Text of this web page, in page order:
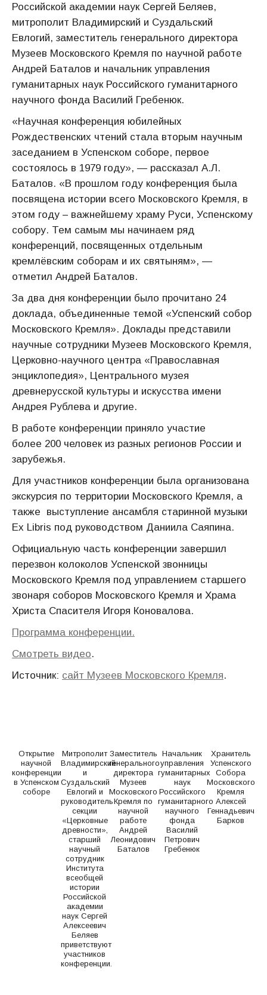
Российской академии наук Сергей Беляев,
митрополит Владимирский и Суздальский
Евлогий, заместитель генерального директора
Музеев Московского Кремля по научной работе
Андрей Баталов и начальник управления
гуманитарных наук Российского гуманитарного
научного фонда Василий Гребенюк.
«Научная конференция юбилейных
Рождественских чтений стала вторым научным
заседанием в Успенском соборе, первое
состоялось в 1979 году», — рассказал А.Л.
Баталов. «В прошлом году конференция была
посвящена истории всего Московского Кремля, в
этом году – важнейшему храму Руси, Успенскому
собору. Тем самым мы начинаем ряд
конференций, посвященных отдельным
кремлёвским соборам и их святыням», —
отметил Андрей Баталов.
За два дня конференции было прочитано 24
доклада, объединенные темой «Успенский собор
Московского Кремля». Доклады представили
научные сотрудники Музеев Московского Кремля,
Церковно-научного центра «Православная
энциклопедия», Центрального музея
древнерусской культуры и искусства имени
Андрея Pублева и другие.
В работе конференции приняло участие
более 200 человек из разных регионов России и
зарубежья.
Для участников конференции была организована
экскурсия по территории Московского Кремля, а
также выступление ансамбля старинной музыки
Ex Libris под руководством Даниила Саяпина.
Официальную часть конференции завершил
перезвон колоколов Успенской звонницы
Московского Кремля под управлением старшего
звонаря соборов Московского Кремля и Храма
Христа Спасителя Игоря Коновалова.
Программа конференции.
Смотреть видео.
Источник: сайт Музеев Московского Кремля.
Открытие
научной
конференции
в Успенском
соборе
Митрополит
Владимирский
и
Суздальский
Евлогий и
руководитель
секции
«Церковные
древности»,
старший
научный
сотрудник
Института
всеобщей
истории
Российской
академии
наук Сергей
Алексеевич
Беляев
приветствуют
участников
конференции.
Заместитель
генерального
директора
Музеев
Московского
Кремля по
научной
работе
Андрей
Леонидович
Баталов
Начальник
управления
гуманитарных
наук
Российского
гуманитарного
научного
фонда
Василий
Петрович
Гребенюк
Хранитель
Успенского
Собора
Московского
Кремля
Алексей
Геннадьевич
Барков